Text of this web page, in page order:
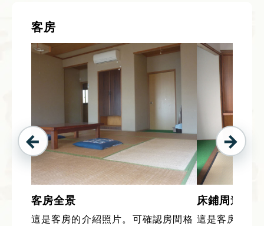
客房
客房全景
這是客房的介紹照片。可確認房間格
床鋪周邊
這是客房的介